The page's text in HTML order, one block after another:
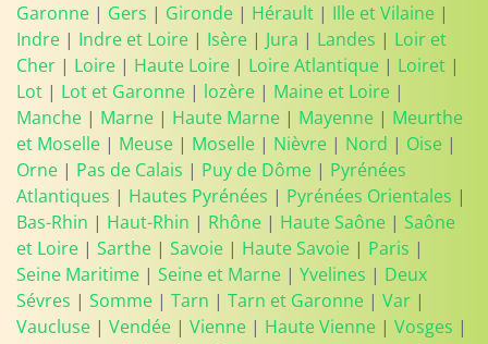
Garonne | Gers | Gironde | Hérault | Ille et Vilaine |
Indre | Indre et Loire | Isère | Jura | Landes | Loir et
Cher | Loire | Haute Loire | Loire Atlantique | Loiret |
Lot | Lot et Garonne | lozère | Maine et Loire |
Manche | Marne | Haute Marne | Mayenne | Meurthe
et Moselle | Meuse | Moselle | Nièvre | Nord | Oise |
Orne | Pas de Calais | Puy de Dôme | Pyrénées
Atlantiques | Hautes Pyrénées | Pyrénées Orientales |
Bas-Rhin | Haut-Rhin | Rhône | Haute Saône | Saône
et Loire | Sarthe | Savoie | Haute Savoie | Paris |
Seine Maritime | Seine et Marne | Yvelines | Deux
Sévres | Somme | Tarn | Tarn et Garonne | Var |
Vaucluse | Vendée | Vienne | Haute Vienne | Vosges |